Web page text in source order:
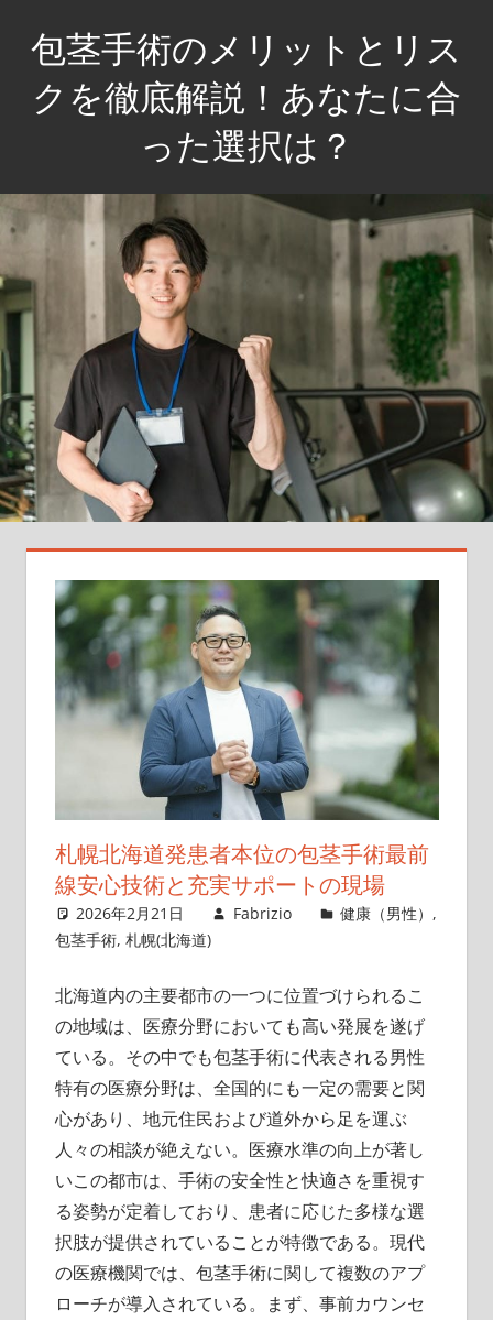
ス
キ
ッ
プ
包茎手術のメリットとリス
クを徹底解説！あなたに合
った選択は？
自
信
取
し、
健
康
も
サ
ポ
る。
札幌北海道発患者本位の包茎手術最前
線安心技術と充実サポートの現場
2026年2月21日 Fabrizio 健康（男性） ,
包茎手術, 札幌(北海道)
北海道内の主要都市の一つに位置づけられるこ
の地域は、医療分野においても高い発展を遂げ
ている。 その中でも包茎手術に代表される男性
特有の医療分野は、全国的にも一定の需要と関
心があり、地元住民および道外から足を運ぶ
人々の相談が絶えない。医療水準の向上が著し
いこの都市は、手術の安全性と快適さを重視す
る姿勢が定着しており、患者に応じた多様な選
択肢が提供されていることが特徴である。現代
の医療機関では、包茎手術に関して複数のアプ
ローチが導入されている。まず、事前カウンセ